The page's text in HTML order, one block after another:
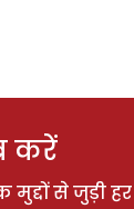
करें
से जुड़ी